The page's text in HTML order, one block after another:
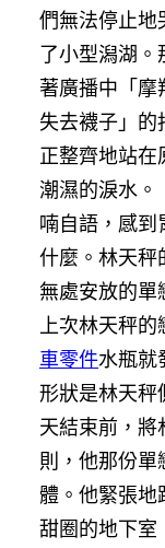
們無法停止地
了小型潟湖。
著廣播中「摩
失去襪子」的
正整齊地站在
潮濕的淚水。
喃自語，感到
什麼。林天秤
無處安放的單
上次林天秤的
車零件水瓶就
形狀是林天秤
天結束前，將
則，他那份單
體。他緊張地
甜圈的地下室